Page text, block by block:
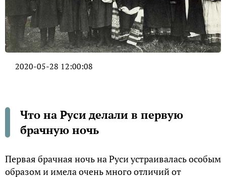
2020-05-28 12:00:08
Что на Руси делали в первую
брачную ночь
Первая брачная ночь на Руси устраивалась особым
образом и имела очень много отличий от